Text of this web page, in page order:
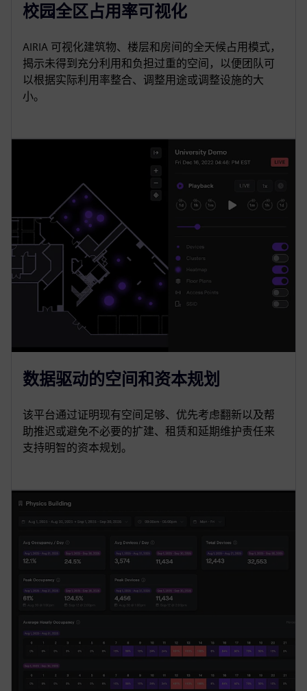
校园全区占用率可视化
AIRIA 可视化建筑物、楼层和房间的全天候占用模式，
揭示未得到充分利用和负担过重的空间，以便团队可
以根据实际利用率整合、调整用途或调整设施的大
小。
数据驱动的空间和资本规划
该平台通过证明现有空间足够、优先考虑翻新以及帮
助推迟或避免不必要的扩建、租赁和延期维护责任来
支持明智的资本规划。